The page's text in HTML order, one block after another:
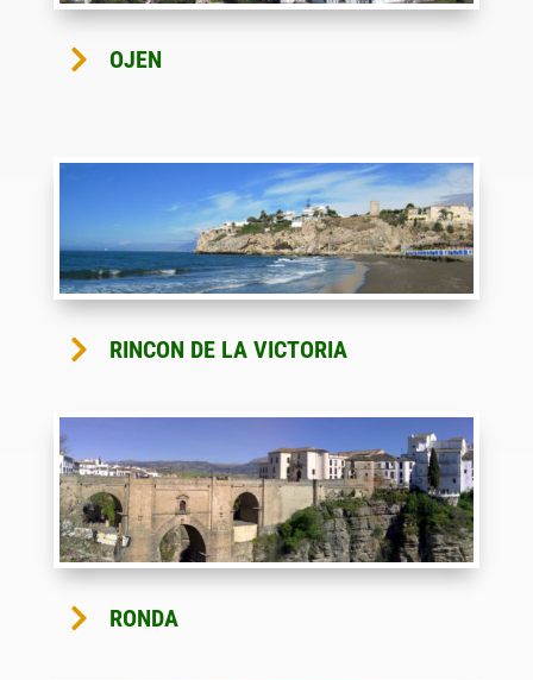
 OJEN
 RINCON DE LA VICTORIA
 RONDA